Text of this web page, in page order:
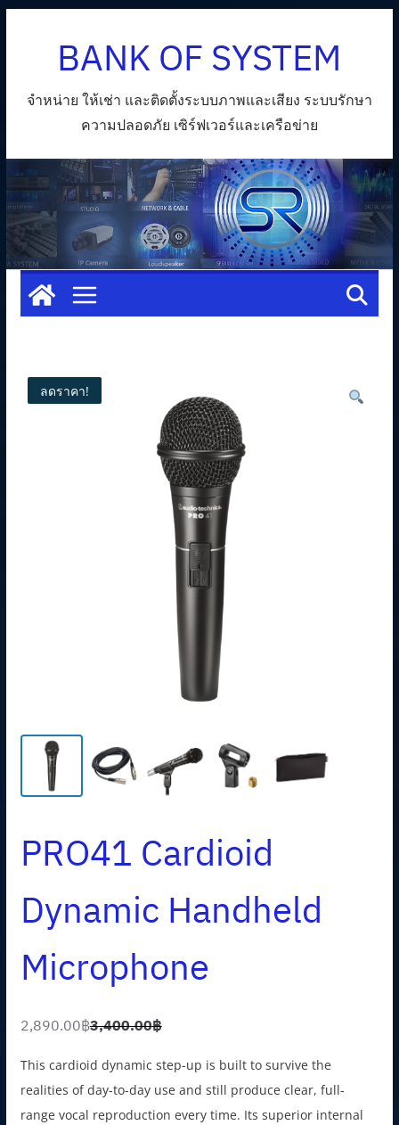
BANK OF SYSTEM
จำหน่าย ให้เช่า และติดตั้งระบบภาพและเสียง ระบบรักษา
ความปลอดภัย เซิร์ฟเวอร์และเครือข่าย
ลดราคา!
PRO41 Cardioid
Dynamic Handheld
Microphone
3,400.00฿
O
r
i
g
2,890.00฿
C
u
r
r
This cardioid dynamic step-up is built to survive the
realities of day-to-day use and still produce clear, full-
range vocal reproduction every time. Its superior internal